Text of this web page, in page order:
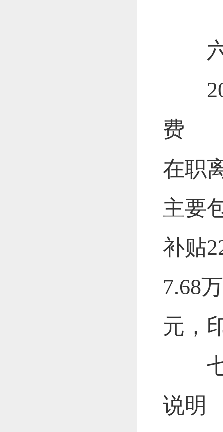
六
费
在职
主要
补贴
7.68
元，
七
说明